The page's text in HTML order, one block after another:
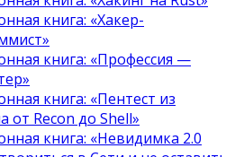
книга: «Хакер-
книга: «Профессия —
книга: «Пентест из
от Recon до Shell»
книга: «Невидимка 2.0